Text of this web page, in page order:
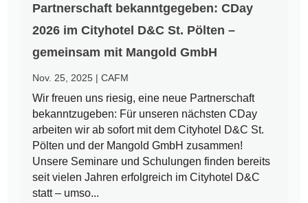
Partnerschaft bekanntgegeben: CDay
2026 im Cityhotel D&C St. Pölten –
gemeinsam mit Mangold GmbH
Nov. 25, 2025 |CAFM
Wir freuen uns riesig, eine neue Partnerschaft
bekanntzugeben: Für unseren nächsten CDay
arbeiten wir ab sofort mit dem Cityhotel D&C St.
Pölten und der Mangold GmbH zusammen!
Unsere Seminare und Schulungen finden bereits
seit vielen Jahren erfolgreich im Cityhotel D&C
statt – umso...